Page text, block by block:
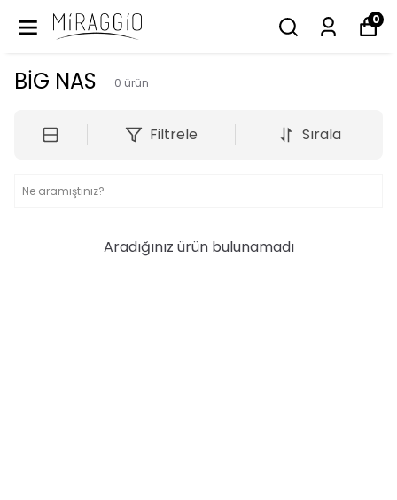
0
BİG NAS 0 ürün
Filtrele Sırala
Aradığınız ürün bulunamadı